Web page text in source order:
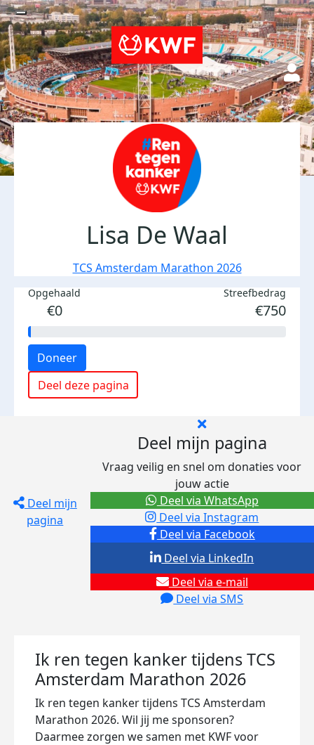
Lisa De Waal
TCS Amsterdam Marathon 2026
Opgehaald
€0
Streefbedrag
€750
Doneer
Deel deze pagina
Deel mijn
pagina
Deel mijn pagina
Vraag veilig en snel om donaties voor
jouw actie
Deel via Facebook
Deel via Instagram
Deel via e-mail
Deel via SMS
Deel via LinkedIn
Deel via WhatsApp
Ik ren tegen kanker tijdens TCS
Amsterdam Marathon 2026
Ik ren tegen kanker tijdens TCS Amsterdam
Marathon 2026. Wil jij me sponsoren?
Daarmee zorgen we samen met KWF voor